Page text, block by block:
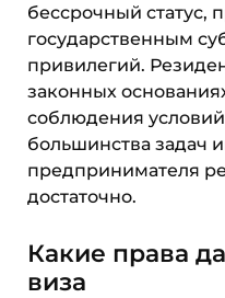
бессрочный статус,
государственным
привилегий.
законных
соблюдения
большинства задач
предпринимателя
достаточно.
Какие права
виза